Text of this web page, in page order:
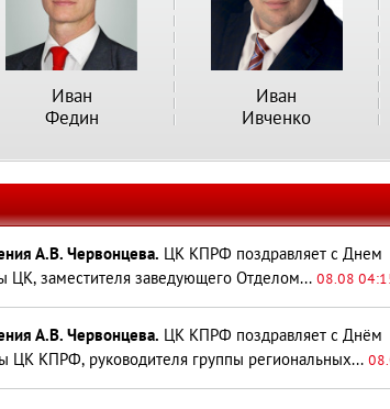
Иван
Федин
Иван
Ивченко
А.В. Червонцева. ЦК КПРФ поздравляет с Днем
ЦК, заместителя заведующего Отделом... 08.08
А.В. Червонцева. ЦК КПРФ поздравляет с Днём
ЦК КПРФ, руководителя группы региональных...